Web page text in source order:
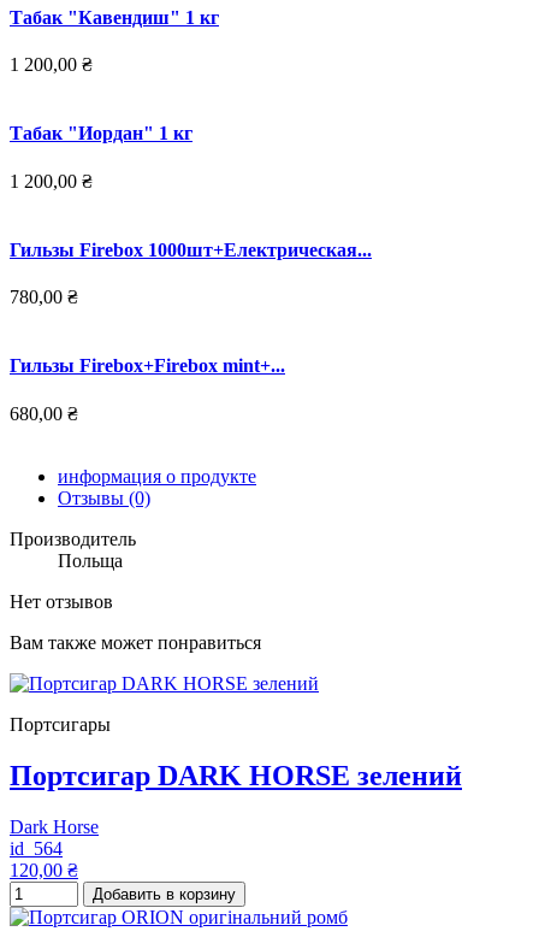
Табак "Кавендиш" 1 кг
1 200,00 ₴
Табак "Иордан" 1 кг
1 200,00 ₴
Гильзы Firebox 1000шт+Електрическая...
780,00 ₴
Гильзы Firebox+Firebox mint+...
680,00 ₴
информация о продукте
Отзывы (0)
Производитель
Польща
Нет отзывов
Вам также может понравиться
Портсигары
Портсигар DARK HORSE зелений
Dark Horse
id_564
120,00 ₴
Добавить в корзину